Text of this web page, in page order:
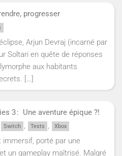
progresser
Arjun Devraj (incarné par
Soltari en quête de réponses
aux habitants
[…]
3 : Une aventure épique ?!
Switch , Tests , Xbox
immersif, porté par une
un gameplay maîtrisé. Malgré